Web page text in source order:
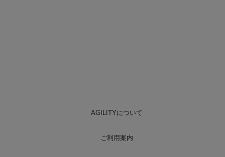
AGILITYについて
ご利用案内